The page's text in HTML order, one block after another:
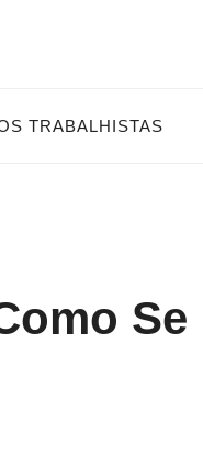
TRABALHISTAS
Se